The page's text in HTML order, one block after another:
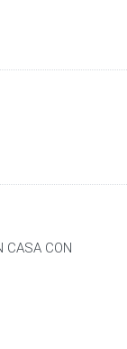
CASA CON